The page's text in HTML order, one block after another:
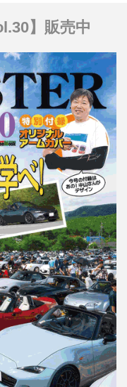
】販売中